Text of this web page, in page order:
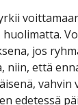
jos
niin, että
vahvin
edetessä